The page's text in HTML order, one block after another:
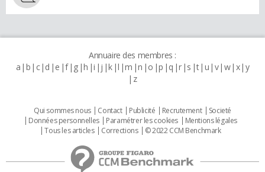
Annuaire des membres :
a b c d e f g h i j k l m n o p q r s t u v w x y
z
Qui sommes nous Contact Publicité Recrutement
Societé
Données personnelles
Paramétrer les cookies
Mentions légales
Tous les articles
Corrections © 2022 CCM Benchmark